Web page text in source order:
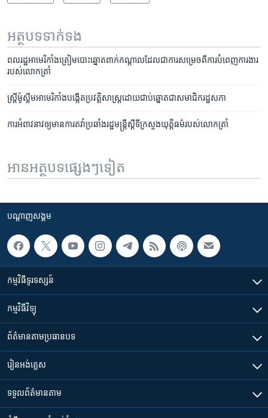
អត្ថបទ​ទាក់ទង
ពលរដ្ឋ​អាមេរិកាំង​ត្រៀម​បោះ​ឆ្នោត​ពាក់​កណ្តាល​ដែល​ជាការ​សម្រេច​ពី​ការ​បំពេញ​ការងារ​
របស់​លោក​ត្រាំ
ស្ត្រី​ម៉ូស្លីម​អាមេរិកាំង​បង្កើត​ប្រវត្តិសាស្ត្រ​ដោយ​ជាប់​ឆ្នោត​ជា​សមាជិក​រដ្ឋសភា
ការ​អំពាវនាវ​ឲ្យ​មានការ​តវ៉ាប្រឆាំង​រដ្ឋ​មន្រ្តី​ស្តីទី​ក្រសួង​យុត្តិធម៌​របស់​លោក​ត្រាំ
អានអត្ថបទផ្សេងៗទៀត
បណ្តាញ​សង្គម
កម្មវិធី​ទូរទស្សន៍
កម្មវិធី​វិទ្យុ
ព័ត៌មាន​តាមប្រធានបទ​
រៀន​​អង់គ្លេស
ទទួល​ព័ត៌មាន​តាម